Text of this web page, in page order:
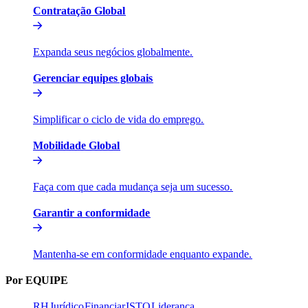
Contratação Global​​
Expanda seus negócios globalmente.​​
Gerenciar equipes globais​​
Simplificar o ciclo de vida do emprego.​​
Mobilidade Global​​
Faça com que cada mudança seja um sucesso.​​
Garantir a conformidade​​
Mantenha-se em conformidade enquanto expande.​​
Por EQUIPE​​